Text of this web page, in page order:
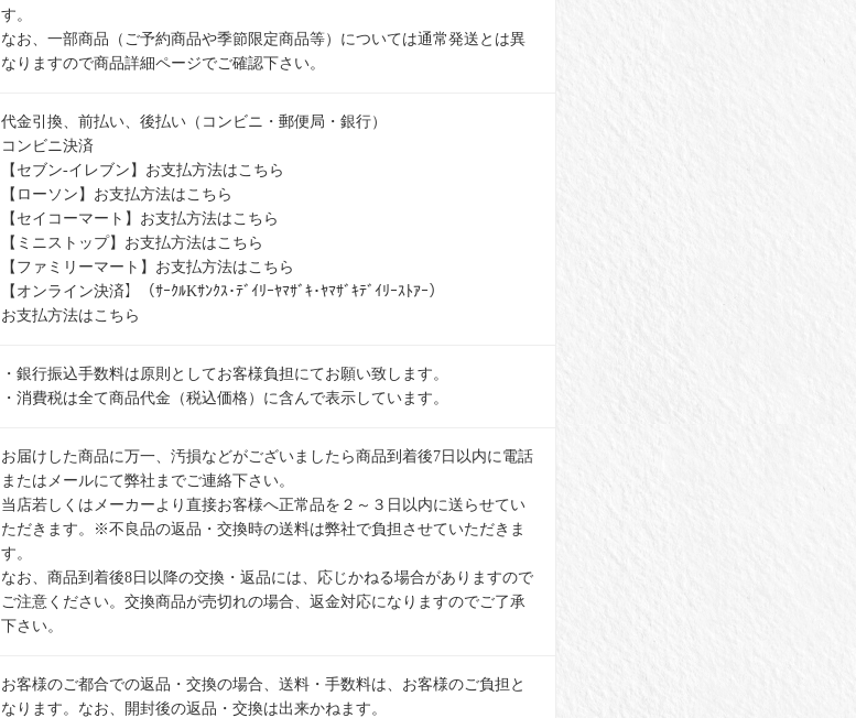
す。
なお、一部商品（ご予約商品や季節限定商品等）については通常発送とは異
なりますので商品詳細ページでご確認下さい。
代金引換、前払い、後払い（コンビニ・郵便局・銀行）
コンビニ決済
【セブン-イレブン】 お支払方法はこちら
【ローソン】 お支払方法はこちら
【セイコーマート】 お支払方法はこちら
【ミニストップ】 お支払方法はこちら
【ファミリーマート】 お支払方法はこちら
【オンライン決済】（ｻｰｸﾙKｻﾝｸｽ･ﾃﾞｲﾘｰﾔﾏｻﾞｷ･ﾔﾏｻﾞｷﾃﾞｲﾘｰｽﾄｱｰ）
お支払方法はこちら
・銀行振込手数料は原則としてお客様負担にてお願い致します。
・消費税は全て商品代金（税込価格）に含んで表示しています。
お届けした商品に万一、汚損などがございましたら商品到着後7日以内に電話
またはメールにて弊社までご連絡下さい。
当店若しくはメーカーより直接お客様へ正常品を２～３日以内に送らせてい
ただきます。※不良品の返品・交換時の送料は弊社で負担させていただきま
す。
なお、商品到着後8日以降の交換・返品には、応じかねる場合がありますので
ご注意ください。交換商品が売切れの場合、返金対応になりますのでご了承
下さい。
お客様のご都合での返品・交換の場合、送料・手数料は、お客様のご負担と
なります。なお、開封後の返品・交換は出来かねます。